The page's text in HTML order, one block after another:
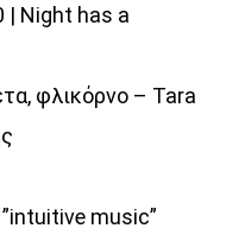
| Night has a
φλικόρνο – Tara
music”